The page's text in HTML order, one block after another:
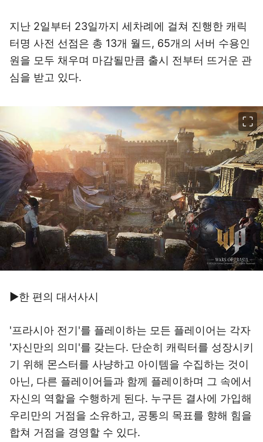
지난 2일부터 23일까지 세차례에 걸쳐 진행한 캐릭
터명 사전 선점은 총 13개 월드, 65개의 서버 수용인
원을 모두 채우며 마감될만큼 출시 전부터 뜨거운 관
심을 받고 있다.
▶한 편의 대서사시
'프라시아 전기'를 플레이하는 모든 플레이어는 각자
'자신만의 의미'를 갖는다. 단순히 캐릭터를 성장시키
기 위해 몬스터를 사냥하고 아이템을 수집하는 것이
아닌, 다른 플레이어들과 함께 플레이하며 그 속에서
자신의 역할을 수행하게 된다. 누구든 결사에 가입해
우리만의 거점을 소유하고, 공통의 목표를 향해 힘을
합쳐 거점을 경영할 수 있다.